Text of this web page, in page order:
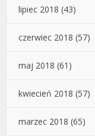
lipiec 2018 (43)
czerwiec 2018 (57)
maj 2018 (61)
kwiecień 2018 (57)
marzec 2018 (65)